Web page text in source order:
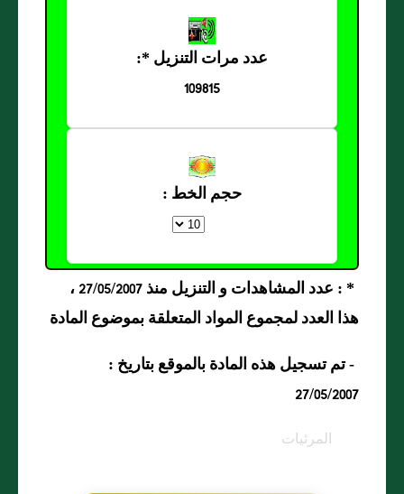
عدد مرات التنزيل *:
109815
حجم الخط :
* : عدد المشاهدات و التنزيل منذ 27/05/2007 ،
هذا العدد لمجموع المواد المتعلقة بموضوع المادة
- تم تسجيل هذه المادة بالموقع بتاريخ :
27/05/2007
المرئيات